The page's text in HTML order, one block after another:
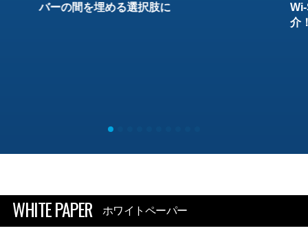
バーの間を埋める選択肢に
介
WHITE PAPER ホワイトペーパー